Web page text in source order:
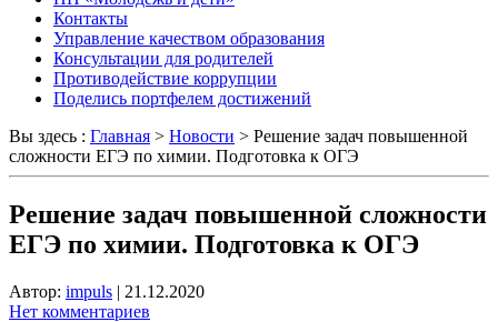
Контакты
Управление качеством образования
Консультации для родителей
Противодействие коррупции
Поделись портфелем достижений
Вы здесь : Главная > Новости > Решение задач повышенной
сложности ЕГЭ по химии. Подготовка к ОГЭ
Решение задач повышенной сложности
ЕГЭ по химии. Подготовка к ОГЭ
Автор: impuls | 21.12.2020
Нет комментариев